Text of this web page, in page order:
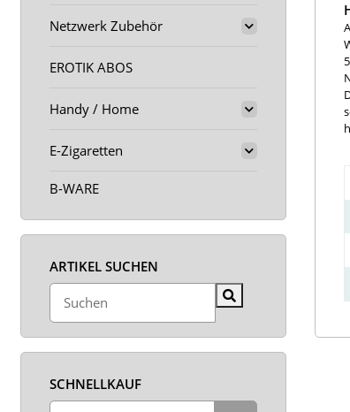
Netzwerk Zubehör
EROTIK ABOS
Handy / Home
E-Zigaretten
B-WARE
ARTIKEL SUCHEN
SCHNELLKAUF